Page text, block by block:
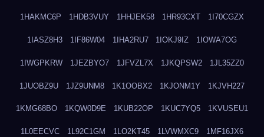
1HAKMC6P 1HDB3VUY 1HHJEK58 1HR93CXT 1I70CGZX
1IASZ8H3 1IF86W04 1IHA2RU7 1IOKJ9IZ 1IOWA7OG
1IWGPKRW 1JEZBYO7 1JFVZL7X 1JKQPSW2 1JL35ZZ0
1JUOBZ9U 1JZ9UNM8 1K1OOBX2 1KJONM1Y 1KJVH227
1KMG68BO 1KQW0D9E 1KUB22OP 1KUC7YQ5 1KVUSEU1
1L0EECVC 1L92C1GM 1LO2KT45 1LVWMXC9 1MF16JX6